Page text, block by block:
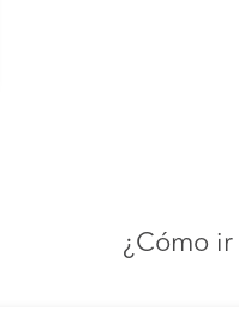
¿Cómo ir